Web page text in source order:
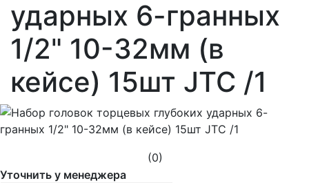
ударных 6-гранных
1/2" 10-32мм (в
кейсе) 15шт JTC /1
(0)
Уточнить у менеджера